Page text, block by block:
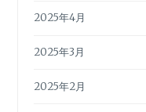
2025年4月
2025年3月
2025年2月